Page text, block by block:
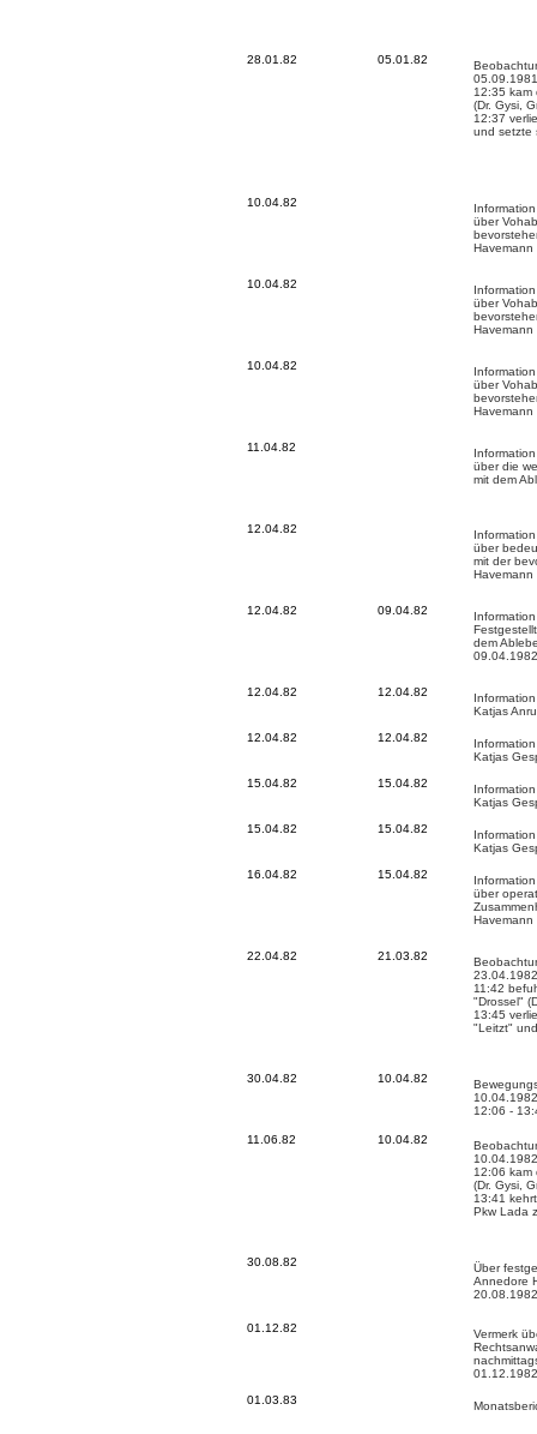
28.01.82 05.01.82
12:35 kam
(Dr. Gysi,
12:37
und setzte
10.04.82
Information
über
Havemann
10.04.82
Information
über
Havemann
10.04.82
Information
über
Havemann
11.04.82
Information
über die
mit dem
12.04.82
Information
über
mit der
Havemann
12.04.82 09.04.82
dem
09.04.1982
12.04.82 12.04.82
Information
Katjas
12.04.82
12.04.82
Information
Katjas
15.04.82
15.04.82
Information
Katjas
15.04.82
15.04.82
Information
Katjas
16.04.82
15.04.82
Information
über
Havemann
22.04.82 21.03.82
11:42
"Drossel"
13:45
"Leitzt"
30.04.82 10.04.82
12:06 -
11.06.82 10.04.82
12:06 kam
(Dr. Gysi,
13:41
Pkw Lada
30.08.82
Über
Annedore
20.08.1982
01.12.82
Vermerk
01.12.1982
01.03.83